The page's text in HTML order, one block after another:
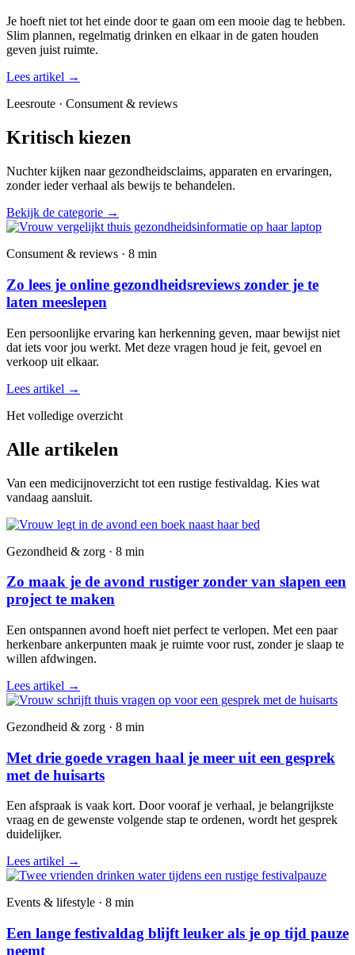
Je hoeft niet tot het einde door te gaan om een mooie dag te hebben.
Slim plannen, regelmatig drinken en elkaar in de gaten houden
geven juist ruimte.
Lees artikel →
Leesroute · Consument & reviews
Kritisch kiezen
Nuchter kijken naar gezondheidsclaims, apparaten en ervaringen,
zonder ieder verhaal als bewijs te behandelen.
Bekijk de categorie →
Consument & reviews · 8 min
Zo lees je online gezondheidsreviews zonder je te
laten meeslepen
Een persoonlijke ervaring kan herkenning geven, maar bewijst niet
dat iets voor jou werkt. Met deze vragen houd je feit, gevoel en
verkoop uit elkaar.
Lees artikel →
Het volledige overzicht
Alle artikelen
Van een medicijnoverzicht tot een rustige festivaldag. Kies wat
vandaag aansluit.
Gezondheid & zorg · 8 min
Zo maak je de avond rustiger zonder van slapen een
project te maken
Een ontspannen avond hoeft niet perfect te verlopen. Met een paar
herkenbare ankerpunten maak je ruimte voor rust, zonder je slaap te
willen afdwingen.
Lees artikel →
Gezondheid & zorg · 8 min
Met drie goede vragen haal je meer uit een gesprek
met de huisarts
Een afspraak is vaak kort. Door vooraf je verhaal, je belangrijkste
vraag en de gewenste volgende stap te ordenen, wordt het gesprek
duidelijker.
Lees artikel →
Events & lifestyle · 8 min
Een lange festivaldag blijft leuker als je op tijd pauze
neemt